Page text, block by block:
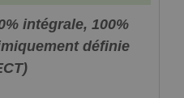
intégrale, 100%
définie